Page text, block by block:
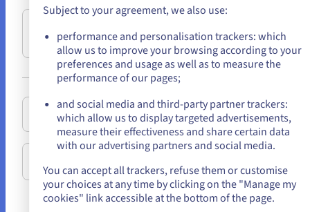
doorlopende
uitdaging. Dedicated
servers van
OVHcloud worden
standaard geleverd
met 500 GB storage.
Daarnaast kunt u
moeiteloos meer
beveiligde
opslagruimte
toevoegen, waar en
wanneer het maar
en High Grade
servers van
OVHcloud, die voor
zijn, zijn voorzien
van Intel en AMD
processors met 24
128 threads), zodat
ze altijd constant
omvormen tot
krachtige
intelligence,
genereert.
Zo zullen uw
gegevens
bedrijf
hoe u ze ook
us.ovhcloud.com/bare-metal Engels USD - $
or
Blijf op de huidige website
Subject to your agreement, we also use:
performance and personalisation trackers: which
allow us to improve your browsing according to your
preferences and usage as well as to measure the
performance of our pages;
and social media and third-party partner trackers:
which allow us to display targeted advertisements,
measure their effectiveness and share certain data
with our advertising partners and social media.
You can accept all trackers, refuse them or customise
your choices at any time by clicking on the "Manage my
cookies" link accessible at the bottom of the page.